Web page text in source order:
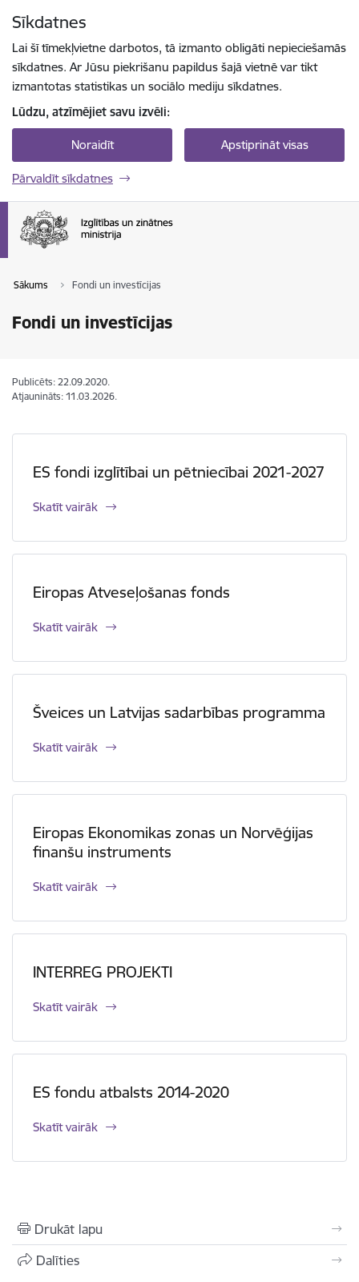
Sīkdatnes
Lai šī tīmekļvietne darbotos, tā izmanto obligāti nepieciešamās
sīkdatnes. Ar Jūsu piekrišanu papildus šajā vietnē var tikt
izmantotas statistikas un sociālo mediju sīkdatnes.
Lūdzu, atzīmējiet savu izvēli:
Noraidīt Apstiprināt visas
Pārvaldīt sīkdatnes
Sākums Fondi un investīcijas
Fondi un investīcijas
Publicēts: 22.09.2020.
Atjaunināts: 11.03.2026.
ES fondi izglītībai un pētniecībai 2021-2027
Skatīt vairāk
Eiropas Atveseļošanas fonds
Skatīt vairāk
Šveices un Latvijas sadarbības programma
Skatīt vairāk
Eiropas Ekonomikas zonas un Norvēģijas
finanšu instruments
Skatīt vairāk
INTERREG PROJEKTI
Skatīt vairāk
ES fondu atbalsts 2014-2020
Skatīt vairāk
Drukāt lapu
Dalīties